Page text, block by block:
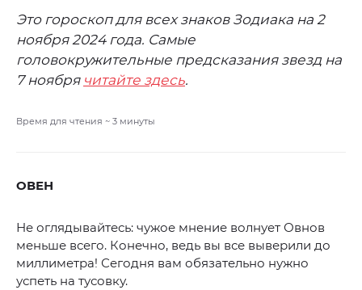
Это гороскоп для всех знаков Зодиака на 2
ноября 2024 года. Самые
головокружительные предсказания звезд на
7 ноября читайте здесь.
Время для чтения ~ 3 минуты
ОВЕН
Не оглядывайтесь: чужое мнение волнует Овнов
меньше всего. Конечно, ведь вы все выверили до
миллиметра! Сегодня вам обязательно нужно
успеть на тусовку.